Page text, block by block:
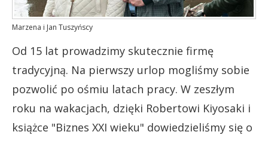
Marzena i Jan Tuszyńscy
Od 15 lat prowadzimy skutecznie firmę
tradycyjną. Na pierwszy urlop mogliśmy sobie
pozwolić po ośmiu latach pracy. W zeszłym
roku na wakacjach, dzięki Robertowi Kiyosaki i
książce "Biznes XXI wieku" dowiedzieliśmy się o